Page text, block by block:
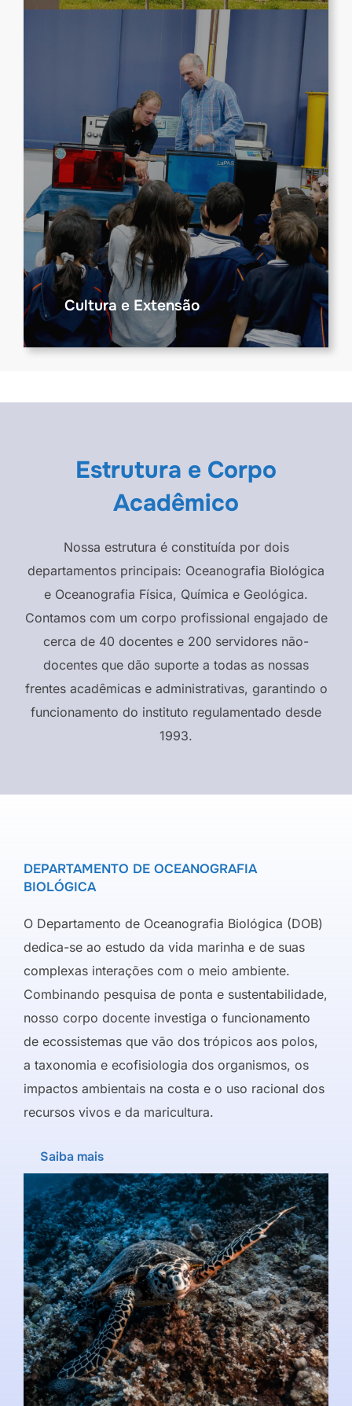
Cultura e Extensão
Estrutura e Corpo
Acadêmico
Nossa estrutura é constituída por dois
departamentos principais: Oceanografia Biológica
e Oceanografia Física, Química e Geológica.
Contamos com um corpo profissional engajado de
cerca de 40 docentes e 200 servidores não-
docentes que dão suporte a todas as nossas
frentes acadêmicas e administrativas, garantindo o
funcionamento do instituto regulamentado desde
1993.
DEPARTAMENTO DE OCEANOGRAFIA
BIOLÓGICA
O Departamento de Oceanografia Biológica (DOB)
dedica-se ao estudo da vida marinha e de suas
complexas interações com o meio ambiente.
Combinando pesquisa de ponta e sustentabilidade,
nosso corpo docente investiga o funcionamento
de ecossistemas que vão dos trópicos aos polos,
a taxonomia e ecofisiologia dos organismos, os
impactos ambientais na costa e o uso racional dos
recursos vivos e da maricultura.
Saiba mais